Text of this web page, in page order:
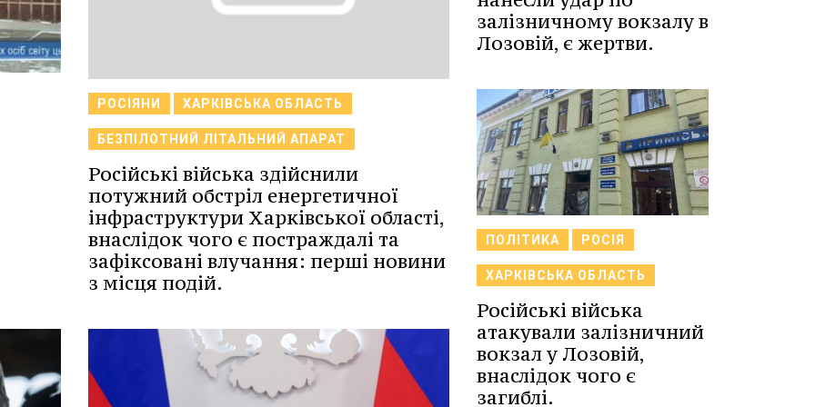
РОСІЯНИ ХАРКІВСЬКА ОБЛАСТЬ
БЕЗПІЛОТНИЙ ЛІТАЛЬНИЙ АПАРАТ
Російські війська здійснили
потужний обстріл енергетичної
інфраструктури Харківської області,
внаслідок чого є постраждалі та
зафіксовані влучання: перші новини
з місця подій.
залізничному вокзалу в
Лозовій, є жертви.
ПОЛІТИКА РОСІЯ
ХАРКІВСЬКА ОБЛАСТЬ
Російські війська
атакували залізничний
вокзал у Лозовій,
внаслідок чого є
загиблі.